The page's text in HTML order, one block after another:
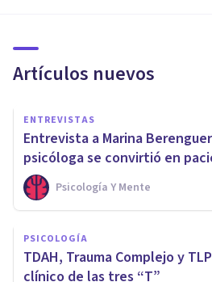
Artículos nuevos
ENTREVISTAS
Entrevista a Marina
psicóloga se convirtió en
Psicología Y Mente
PSICOLOGÍA
TDAH, Trauma Complejo y
clínico de las tres “T”